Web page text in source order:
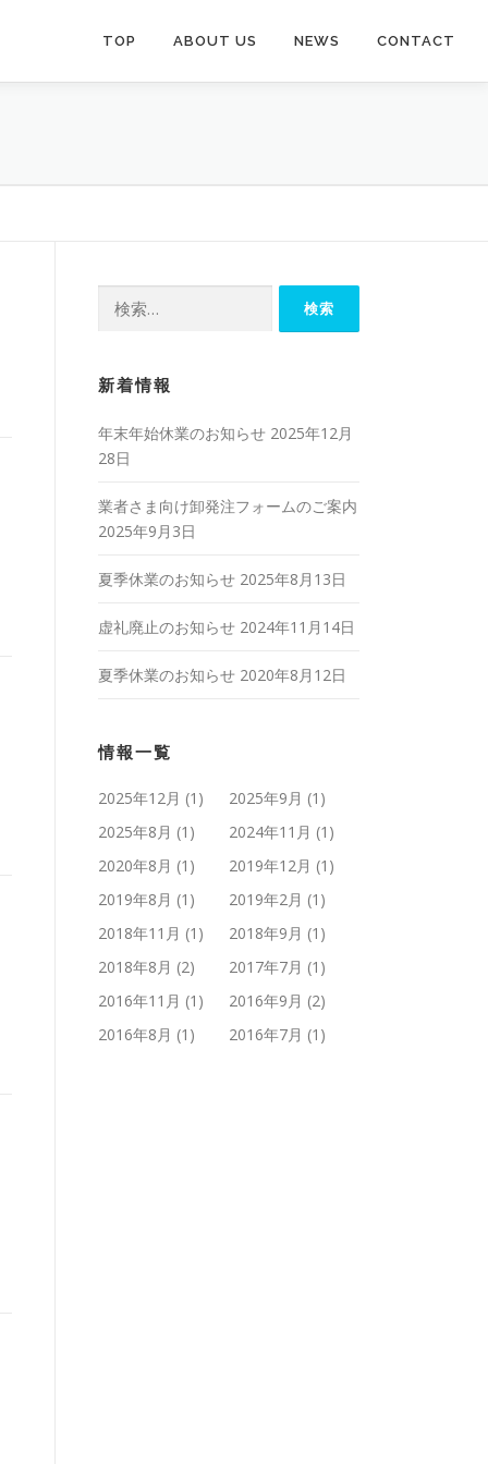
TOP ABOUT US NEWS CONTACT
新着情報
年末年始休業のお知らせ 2025年12月
28日
業者さま向け卸発注フォームのご案内
2025年9月3日
夏季休業のお知らせ 2025年8月13日
虚礼廃止のお知らせ 2024年11月14日
夏季休業のお知らせ 2020年8月12日
情報一覧
2025年12月 (1) 2025年9月 (1)
2025年8月 (1) 2024年11月 (1)
2020年8月 (1) 2019年12月 (1)
2019年8月 (1) 2019年2月 (1)
2018年11月 (1) 2018年9月 (1)
2018年8月 (2) 2017年7月 (1)
2016年11月 (1) 2016年9月 (2)
2016年8月 (1) 2016年7月 (1)